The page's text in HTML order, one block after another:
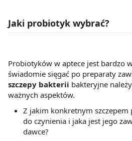
Jaki probiotyk wybrać?
Probiotyków w aptece jest bardzo
świadomie sięgać po preparaty
szczepy bakterii bakteryjne
ważnych aspektów.
Z jakim konkretnym
do czynienia i jaka jest jego
dawce?